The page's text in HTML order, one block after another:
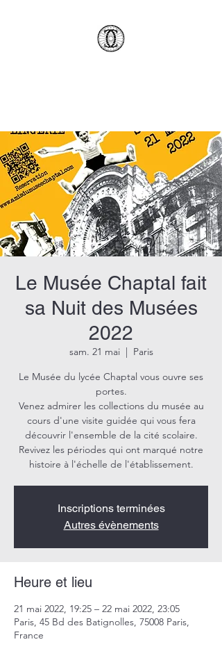
Le Musée Chaptal fait
sa Nuit des Musées
2022
sam. 21 mai
  |
Paris
Le Musée du lycée Chaptal vous ouvre ses
portes.
Venez admirer les collections du musée au
cours d'une visite guidée qui vous fera
découvrir l'ensemble de la cité scolaire.
Revivez les périodes qui ont marqué notre
histoire à l'échelle de l'établissement.
Inscriptions terminées
Autres évènements
Heure et lieu
21 mai 2022, 19:25 – 22 mai 2022, 23:05
Paris, 45 Bd des Batignolles, 75008 Paris,
France